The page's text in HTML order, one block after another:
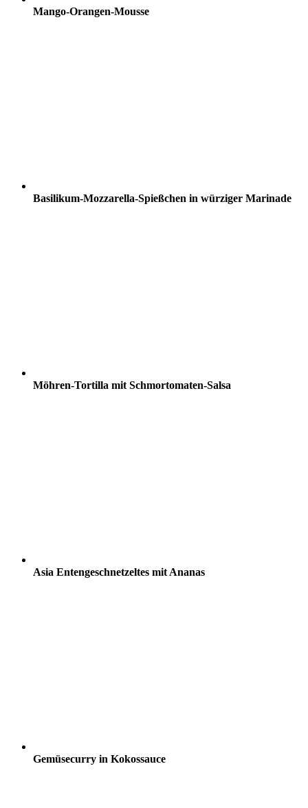
Mango-Orangen-Mousse
Basilikum-Mozzarella-Spießchen in würziger Marinade
Möhren-Tortilla mit Schmortomaten-Salsa
Asia Entengeschnetzeltes mit Ananas
Gemüsecurry in Kokossauce